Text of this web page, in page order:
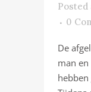
Posted
0
De
man